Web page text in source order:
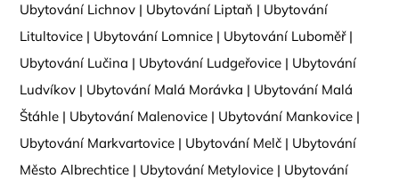
Ubytování Lichnov | Ubytování Liptaň | Ubytování
Litultovice | Ubytování Lomnice | Ubytování Luboměř|
Ubytování Lučina | Ubytování Ludgeřovice | Ubytování
Ludvíkov | Ubytování Malá Morávka | Ubytování Malá
Štáhle | Ubytování Malenovice | Ubytování Mankovice |
Ubytování Markvartovice | Ubytování Melč | Ubytování
Město Albrechtice | Ubytování Metylovice | Ubytování